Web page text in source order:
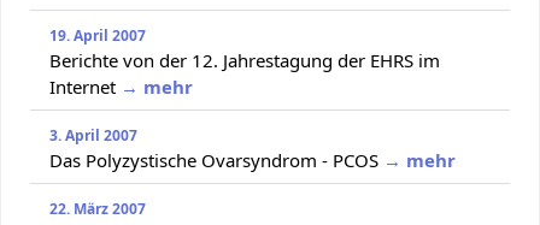
19. April 2007
Berichte von der 12. Jahrestagung der EHRS im
Internet → mehr
3. April 2007
Das Polyzystische Ovarsyndrom - PCOS → mehr
22. März 2007